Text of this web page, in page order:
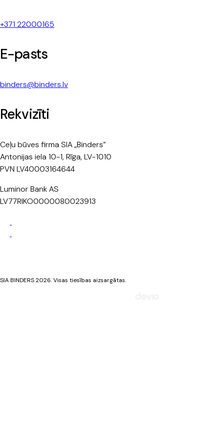
+371 22000165
E-pasts
binders@binders.lv
Rekvizīti
Ceļu būves firma SIA „Binders”
Antonijas iela 10-1, Rīga, LV-1010
PVN LV40003164644
Luminor Bank AS
LV77RIKO0000080023913
SIA BINDERS 2026. Visas tiesības aizsargātas.